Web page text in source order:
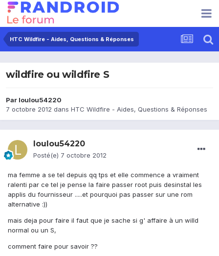
HTC Wildfire - Aides, Questions & Réponses
wildfire ou wildfire S
Par loulou54220
7 octobre 2012 dans HTC Wildfire - Aides, Questions & Réponses
loulou54220
Posté(e) 7 octobre 2012
ma femme a se tel depuis qq tps et elle commence a vraiment
ralenti par ce tel je pense la faire passer root puis desinstal les
applis du fournisseur .....et pourquoi pas passer sur une rom
alternative :))
mais deja pour faire il faut que je sache si g' affaire à un willd
normal ou un S,
comment faire pour savoir ??